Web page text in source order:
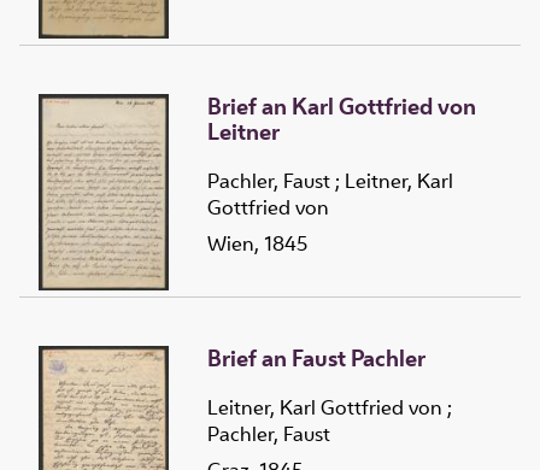
Brief an Karl Gottfried von
Leitner
Pachler, Faust ; Leitner, Karl
Gottfried von
Wien, 1845
Brief an Faust Pachler
Leitner, Karl Gottfried von ;
Pachler, Faust